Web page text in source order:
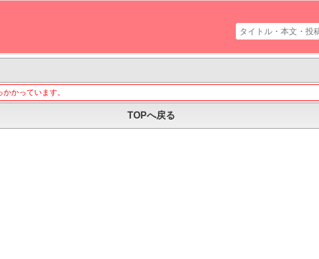
かっています。
TOPへ戻る